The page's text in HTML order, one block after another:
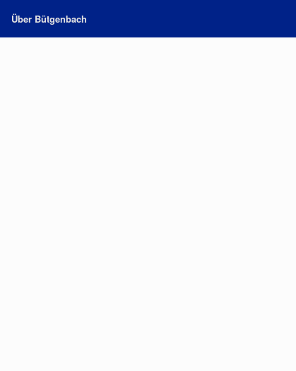
Über Bütgenbach